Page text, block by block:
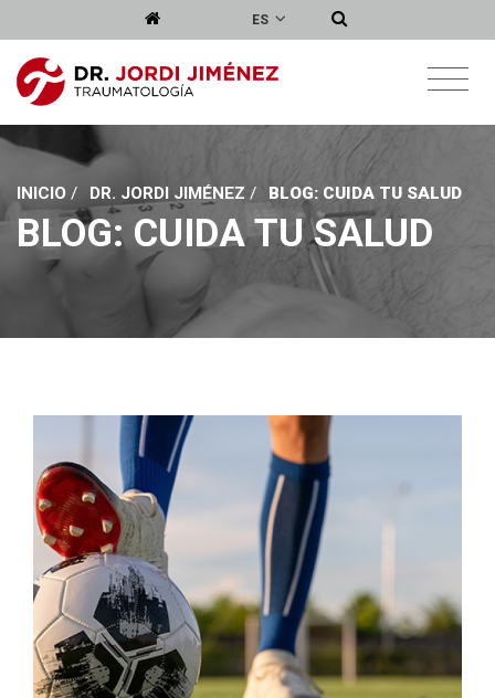
ES
INICIO / DR. JORDI JIMÉNEZ / BLOG: CUIDA TU SALUD
BLOG: CUIDA TU SALUD